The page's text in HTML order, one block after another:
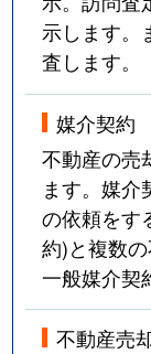
示します。
査します。
媒介契約
不動産の売
ます。媒
の依頼をす
約)と複数
一般媒介契
不動産売